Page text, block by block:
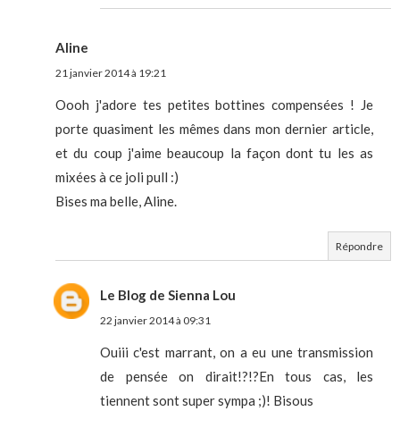
Aline
21 janvier 2014 à 19:21
Oooh j'adore tes petites bottines compensées ! Je
porte quasiment les mêmes dans mon dernier article,
et du coup j'aime beaucoup la façon dont tu les as
mixées à ce joli pull :)
Bises ma belle, Aline.
Répondre
Le Blog de Sienna Lou
22 janvier 2014 à 09:31
Ouiii c'est marrant, on a eu une transmission
de pensée on dirait!?!?En tous cas, les
tiennent sont super sympa ;)! Bisous